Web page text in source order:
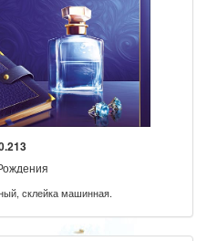
склейка машинная.